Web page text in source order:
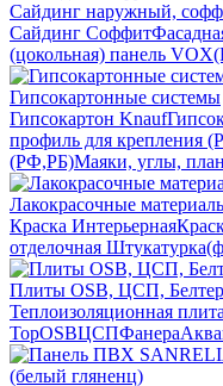
Сайдинг наружный,
Сайдинг Соффит
(цокольная) панель
Гипсокартонные системы
Гипсокартон Knauf
профиль для крепления
(РФ,РБ)Маяки, углы,
Лакокрасочные
Краска Интерьерная
отделочная
Плиты OSB, ЦСП,
Теплоизоляционная
TopOSBЦСПФанера